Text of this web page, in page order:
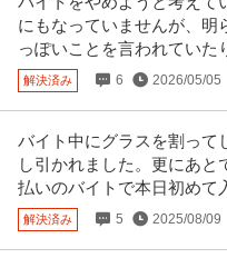
にもなっていませんが、明
っぽいことを言われていた
解決済み 6 2026/05/05
バイト中にグラスを割って
し引かれました。更にあと
払いのバイトで本日初めて
解決済み 5 2025/08/09